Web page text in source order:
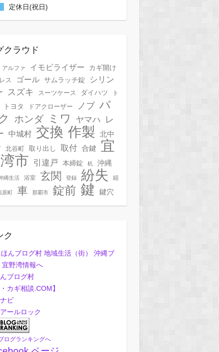
定休日(祝日)
クラウド
アルファ イモビライザー
カギ開け
ス
ゴール サムラッチ錠
シリン
スズキ スーツケース ダイハツ ト
トヨタ ドアクローザー ノブ バ
ホンダ ミワ ヤマハ
レ
中城村 交換 作製
北中
北谷町 取り出し 取付 合鍵
宜
市 引違戸 本締錠 机 沖縄
縄生活 浴室 玄関 登録 紛失 組
原町 車 那覇市 錠前 鍵 鍵穴
ク
ブログ村
カギ相談.COM】
ビ
ールロック
ログランキングへ